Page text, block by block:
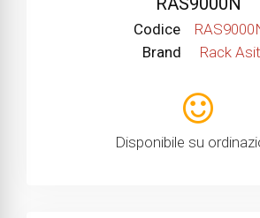
Codice
Brand
Rack Asit
Disponibile su